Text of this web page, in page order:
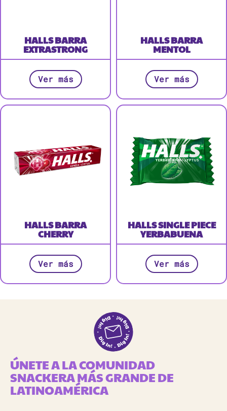
HALLS BARRA
EXTRASTRONG
Ver más
HALLS BARRA
MENTOL
Ver más
HALLS BARRA
CHERRY
Ver más
HALLS SINGLE PIECE
YERBABUENA
Ver más
ÚNETE A LA COMUNIDAD
SNACKERA MÁS GRANDE DE
LATINOAMÉRICA